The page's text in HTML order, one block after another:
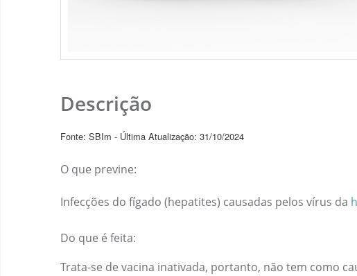
Descrição
Fonte: SBIm - Última Atualização: 31/10/2024
O que previne:
Infecções do fígado (hepatites) causadas pelos vírus da
Do que é feita:
Trata-se de vacina inativada, portanto, não tem como